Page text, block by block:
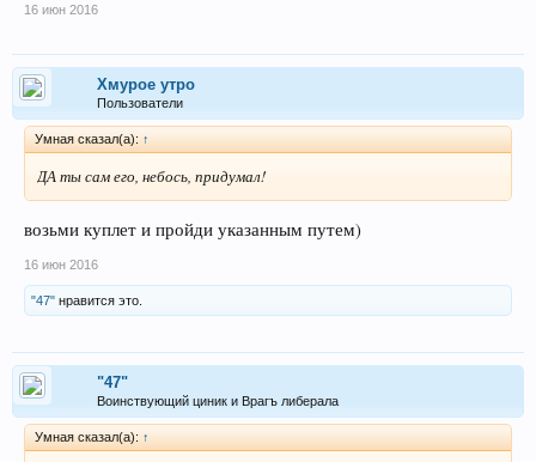
16 июн 2016
Хмурое утро
Пользователи
Умная сказал(а): ↑
ДА ты сам его, небось, придумал!
возьми куплет и пройди указанным путем)
16 июн 2016
"47" нравится это.
"47"
Воинствующий циник и Врагъ либерала
Умная сказал(а): ↑